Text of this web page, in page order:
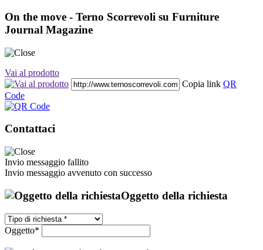
On the move - Terno Scorrevoli su Furniture
Journal Magazine
Vai al prodotto
Copia link QR
Code
Contattaci
Invio messaggio fallito
Invio messaggio avvenuto con successo
Oggetto della richiesta
Oggetto*